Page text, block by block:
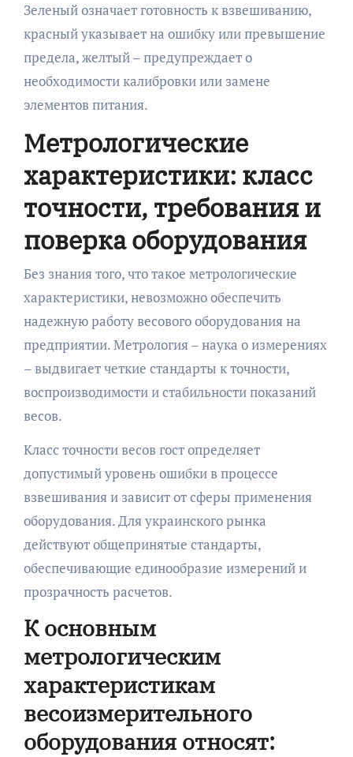
Зеленый означает готовность к взвешиванию,
красный указывает на ошибку или превышение
предела, желтый – предупреждает о
необходимости калибровки или замене
элементов питания.
Метрологические
характеристики: класс
точности, требования и
поверка оборудования
Без знания того, что такое метрологические
характеристики, невозможно обеспечить
надежную работу весового оборудования на
предприятии. Метрология – наука о измерениях
– выдвигает четкие стандарты к точности,
воспроизводимости и стабильности показаний
весов.
Класс точности весов гост определяет
допустимый уровень ошибки в процессе
взвешивания и зависит от сферы применения
оборудования. Для украинского рынка
действуют общепринятые стандарты,
обеспечивающие единообразие измерений и
прозрачность расчетов.
К основным
метрологическим
характеристикам
весоизмерительного
оборудования относят: